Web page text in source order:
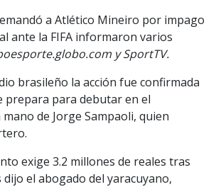
a Atlético Mineiro por impago
ante la FIFA informaron varios
y SportTV.
brasileño la acción fue confirmada
prepara para debutar en el
de Jorge Sampaoli, quien
exige 3.2 millones de reales tras
el abogado del yaracuyano,